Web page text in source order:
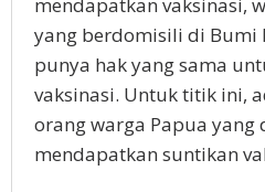
yang berdomisili di
punya hak yang sama
vaksinasi. Untuk titik ini,
orang warga Papua yang
mendapatkan suntikan